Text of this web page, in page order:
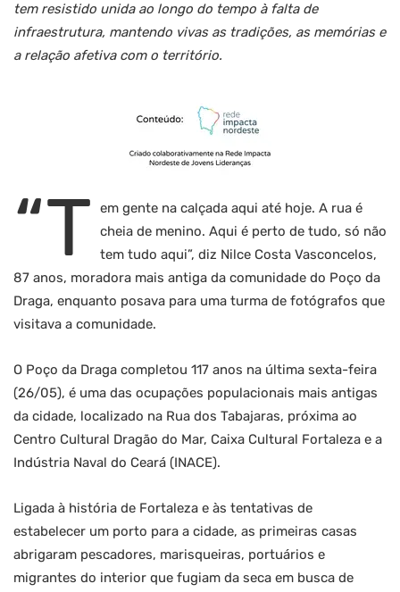
tem resistido unida ao longo do tempo à falta de
infraestrutura, mantendo vivas as tradições, as memórias e
a relação afetiva com o território.
“T
em gente na calçada aqui até hoje. A rua é
cheia de menino. Aqui é perto de tudo, só não
tem tudo aqui”, diz Nilce Costa Vasconcelos,
87 anos, moradora mais antiga da comunidade do Poço da
Draga, enquanto posava para uma turma de fotógrafos que
visitava a comunidade.
O Poço da Draga completou 117 anos na última sexta-feira
(26/05), é uma das ocupações populacionais mais antigas
da cidade, localizado na Rua dos Tabajaras, próxima ao
Centro Cultural Dragão do Mar, Caixa Cultural Fortaleza e a
Indústria Naval do Ceará (INACE).
Ligada à história de Fortaleza e às tentativas de
estabelecer um porto para a cidade, as primeiras casas
abrigaram pescadores, marisqueiras, portuários e
migrantes do interior que fugiam da seca em busca de